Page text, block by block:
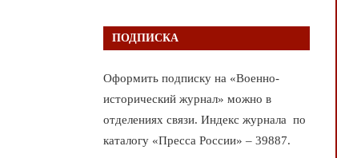
ПОДПИСКА
Оформить подписку на «Военно-
исторический журнал» можно в
отделениях связи. Индекс журнала по
каталогу «Пресса России» – 39887.